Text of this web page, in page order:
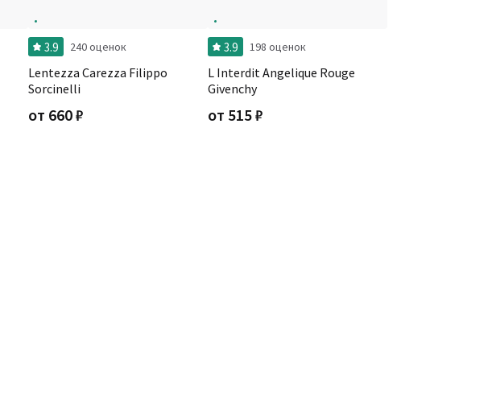
3.9 240 оценок
Lentezza Carezza Filippo
Sorcinelli
от 660₽
3.9 198 оценок
L Interdit Angelique Rouge
Givenchy
от 515₽